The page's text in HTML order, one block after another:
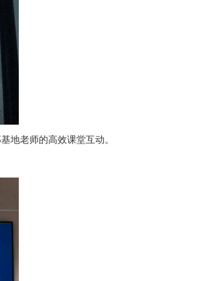
地老师的高效课堂互动。